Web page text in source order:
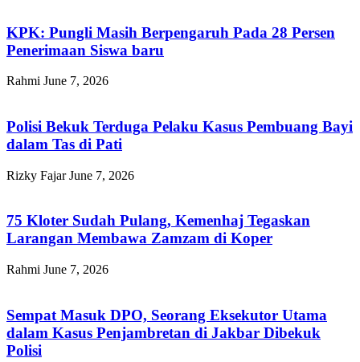
KPK: Pungli Masih Berpengaruh Pada 28 Persen
Penerimaan Siswa baru
Rahmi June 7, 2026
Polisi Bekuk Terduga Pelaku Kasus Pembuang Bayi
dalam Tas di Pati
Rizky FajarJune 7, 2026
75 Kloter Sudah Pulang, Kemenhaj Tegaskan
Larangan Membawa Zamzam di Koper
Rahmi June 7, 2026
Sempat Masuk DPO, Seorang Eksekutor Utama
dalam Kasus Penjambretan di Jakbar Dibekuk
Polisi